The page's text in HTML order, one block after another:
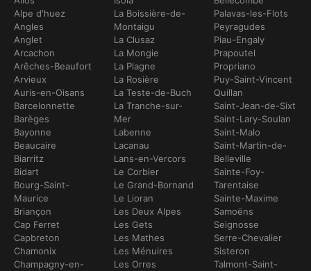
Alpe d'huez
Angles
Anglet
Arcachon
Arêches-Beaufort
Arvieux
Auris-en-Oisans
Barcelonnette
Barèges
Bayonne
Beaucaire
Biarritz
Bidart
Bourg-Saint-
Maurice
Briançon
Cap Ferret
Capbreton
Chamonix
Champagny-en-
La Boissière-de-
Montaigu
La Clusaz
La Mongie
La Plagne
La Rosière
La Teste-de-Buch
La Tranche-sur-
Mer
Labenne
Lacanau
Lans-en-Vercors
Le Corbier
Le Grand-Bornand
Le Lioran
Les Deux Alpes
Les Gets
Les Mathes
Les Ménuires
Les Orres
Palavas-les-Flots
Peyragudes
Piau-Engaly
Prapoutel
Propriano
Puy-Saint-Vincent
Quillan
Saint-Jean-de-Sixt
Saint-Lary-Soulan
Saint-Malo
Saint-Martin-de-
Belleville
Sainte-Foy-
Tarentaise
Sainte-Maxime
Samoëns
Seignosse
Serre-Chevalier
Sisteron
Talmont-Saint-